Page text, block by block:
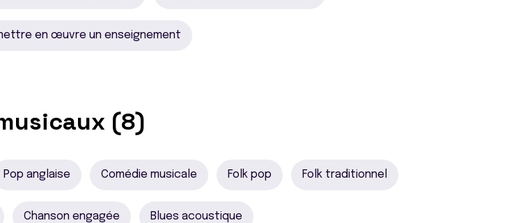
en œuvre un enseignement
(8)
Pop anglaise Comédie musicale Folk pop Folk traditionnel
Chanson engagée Blues acoustique